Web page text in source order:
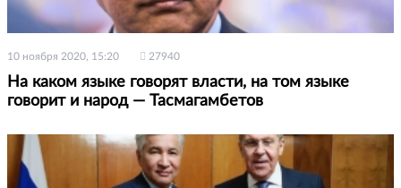
10 ноября 2020, 15:20 27940
На каком языке говорят власти, на том языке
говорит и народ — Тасмагамбетов